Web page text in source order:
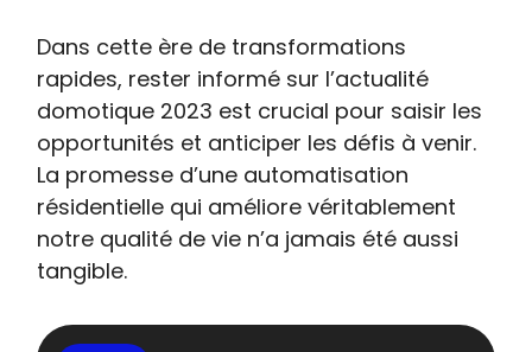
Dans cette ère de transformations
rapides, rester informé sur l’actualité
domotique 2023 est crucial pour saisir les
opportunités et anticiper les défis à venir.
La promesse d’une automatisation
résidentielle qui améliore véritablement
notre qualité de vie n’a jamais été aussi
tangible.